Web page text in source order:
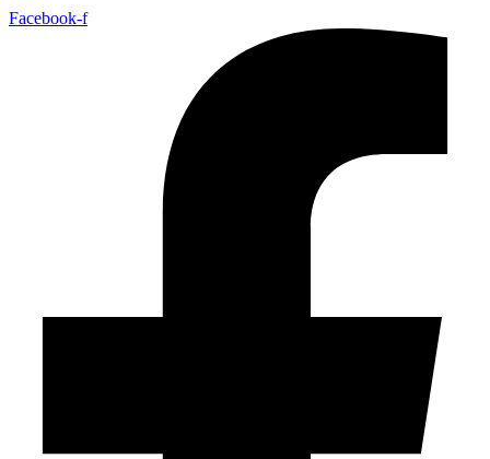
Facebook-f